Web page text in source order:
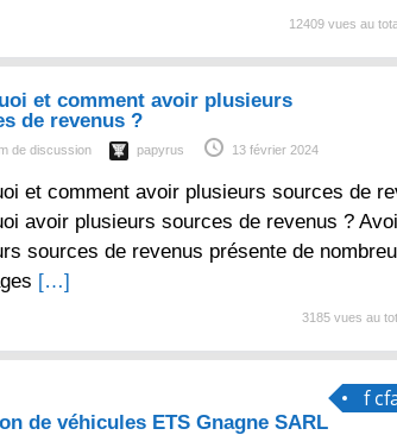
12409 vues au
et comment avoir plusieurs
de revenus ?
de discussion papyrus 13 février 2024
et comment avoir plusieurs sources de
avoir plusieurs sources de revenus ?
sources de revenus présente de
[…]
3185 vues au
f
de véhicules ETS Gnagne SARL